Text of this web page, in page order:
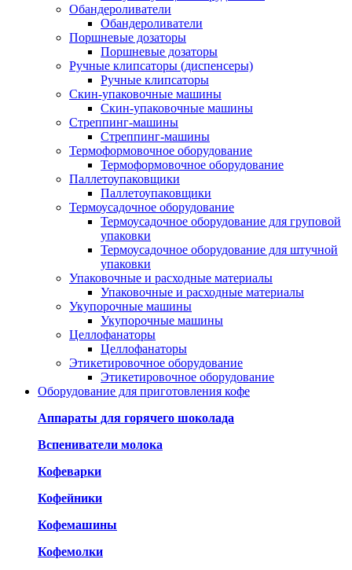
Обандероливатели
Обандероливатели
Поршневые дозаторы
Поршневые дозаторы
Ручные клипсаторы (диспенсеры)
Ручные клипсаторы
Скин-упаковочные машины
Скин-упаковочные машины
Стреппинг-машины
Стреппинг-машины
Термоформовочное оборудование
Термоформовочное оборудование
Паллетоупаковщики
Паллетоупаковщики
Термоусадочное оборудование
Термоусадочное оборудование для груповой
упаковки
Термоусадочное оборудование для штучной
упаковки
Упаковочные и расходные материалы
Упаковочные и расходные материалы
Укупорочные машины
Укупорочные машины
Целлофанаторы
Целлофанаторы
Этикетировочное оборудование
Этикетировочное оборудование
Оборудование для приготовления кофе
Аппараты для горячего шоколада
Вспениватели молока
Кофеварки
Кофейники
Кофемашины
Кофемолки